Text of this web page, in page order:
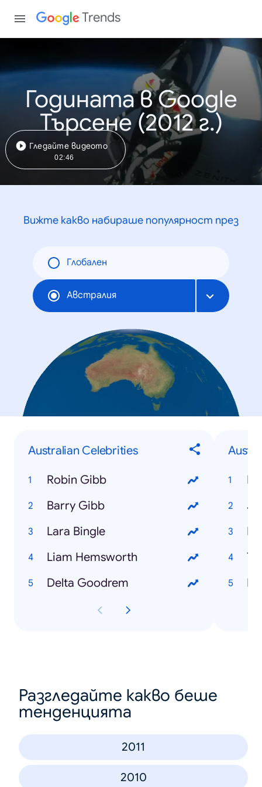
Trends
Годината в Google
Търсене (2012 г.)
Гледайте видеото
02:46
Вижте какво набираше популярност през
Глобален
Австралия
Australian Celebrities
Robin Gibb
Barry Gibb
Lara Bingle
Liam Hemsworth
Delta Goodrem
Разгледайте какво беше
тенденцията
2011
2010